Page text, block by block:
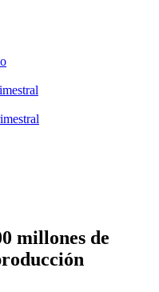
millones de